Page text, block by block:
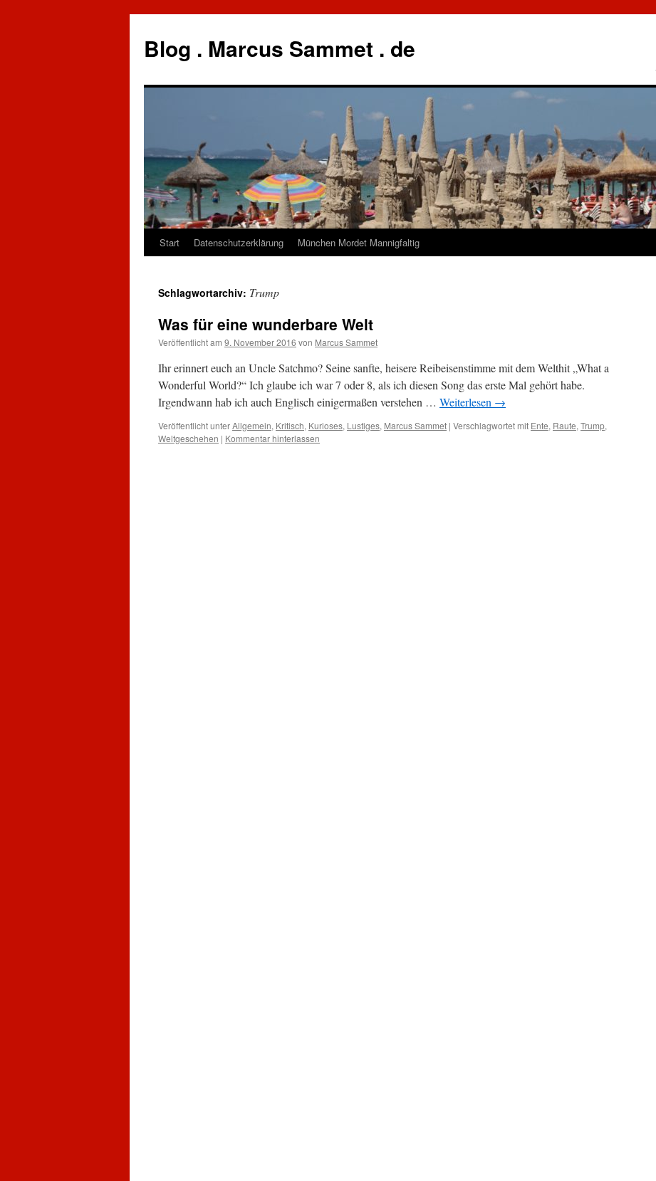
springen
Blog . Marcus Sammet . de
Start Datenschutzerklärung München Mordet Mannigfaltig
Schlagwortarchiv: Trump
Was für eine wunderbare Welt
Veröffentlicht am 9. November 2016 von Marcus Sammet
Ihr erinnert euch an Uncle Satchmo? Seine sanfte, heisere Reibeisenstimme mit dem Welthit „What a
Wonderful World?“ Ich glaube ich war 7 oder 8, als ich diesen Song das erste Mal gehört habe.
Irgendwann hab ich auch Englisch einigermaßen verstehen … Weiterlesen →
Veröffentlicht unterAllgemein, Kritisch, Kurioses, Lustiges, Marcus Sammet | Verschlagwortet mit Ente, Raute, Trump,
Weltgeschehen | Kommentar hinterlassen